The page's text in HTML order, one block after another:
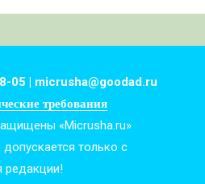
05 | micrusha@goodad.ru
требования
«Micrusha.ru»
только с
редакции!